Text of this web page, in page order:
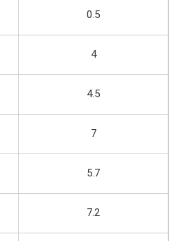
0.5
4
4.5
7
5.7
7.2